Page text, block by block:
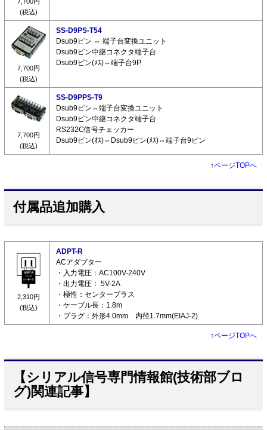
(税込)
7,700円
(税込)
SS-D9PS-T54
Dsub9ピン ⇔ 端子台変換ユニット
Dsub9ピン中継コネクタ端子台
Dsub9ピン(ﾒｽ)⇔端子台9P
7,700円
(税込)
SS-D9PPS-T9
Dsub9ピン⇔端子台変換ユニット
Dsub9ピン中継コネクタ端子台
RS232C信号チェッカー
Dsub9ピン(ｵｽ)⇔Dsub9ピン(ﾒｽ)⇔端子台9ピン
↑ページTOPへ
付属品追加購入
2,310円
(税込)
ADPT-R
ACアダプター
・入力電圧：AC100V-240V
・出力電圧： 5V-2A
・極性：センタープラス
・ケーブル長：1.8m
・プラグ：外形4.0mm 内径1.7mm(EIAJ-2)
↑ページTOPへ
【シリアル信号専門情報館(技術部ブロ
グ)関連記事】